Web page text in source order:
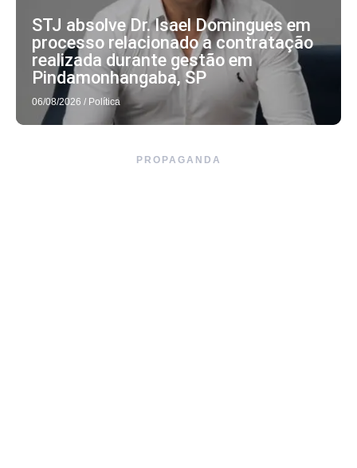
STJ absolve Dr. Isael Domingues em
processo relacionado a contratação
realizada durante gestão em
Pindamonhangaba, SP
06/08/2026 / Política
PROPAGANDA